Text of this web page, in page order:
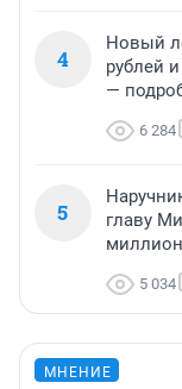
4
Новый
рублей
—
6 284
5
главу
5 034
МНЕНИЕ